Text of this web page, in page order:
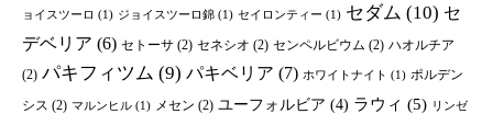
ョイスツーロ (1) ジョイスツーロ錦 (1) セイロンティー (1) セダム (10) セ
デベリア (6) セトーサ (2) セネシオ (2) センペルビウム (2) ハオルチア
(2) パキフィツム (9) パキベリア (7) ホワイトナイト (1) ポルデン
シス (2) マルンヒル (1) メセン (2) ユーフォルビア (4) ラウィ (5) リンゼ